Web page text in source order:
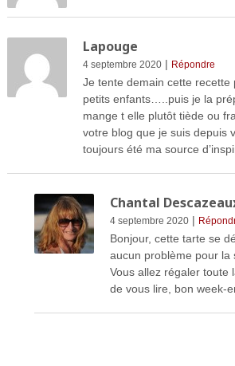
Lapouge
4 septembre 2020| Répondre
Je tente demain cette recette
petits enfants…..puis je la
mange t elle plutôt tiède ou
votre blog que je suis depuis
toujours été ma source
Chantal
4 septembre 2020|
Bonjour, cette tarte se
aucun problème pour la
Vous allez régaler toute
de vous lire, bon week-